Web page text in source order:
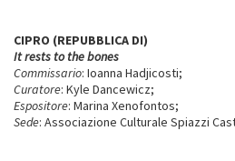
CIPRO (REPUBBLICA DI)
It rests to the bones
Commissario: Ioanna Hadjicosti;
Curatore: Kyle Dancewicz;
Espositore: Marina Xenofontos;
Sede: Associazione Culturale Spiazzi